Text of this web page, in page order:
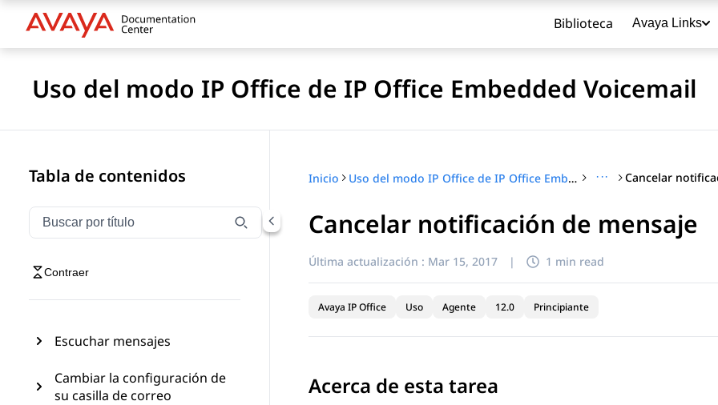
Biblioteca Avaya Links
Uso del modo IP Office de IP Office Embedded Voicemail
Tabla de contenidos
Filtrar navegación por título
Escriba para filtrar los elementos de navegación por título
Contraer
Escuchar mensajes
Cambiar la configuración de
su casilla de correo
Inicio Uso del modo IP Office de IP Office Embedded Voicemail ··· Cancelar
Cancelar notificación de mensaje
Última actualización : Mar 15, 2017 | 1 min read
Avaya IP Office Uso Agente 12.0 Principiante
Acerca de esta tarea